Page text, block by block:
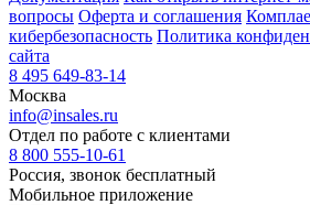
вопросы Оферта и соглашения
кибербезопасность Политика
сайта
8 495 649-83-14
Москва
info@insales.ru
Отдел по работе с клиентами
8 800 555-10-61
Россия, звонок бесплатный
Мобильное приложение